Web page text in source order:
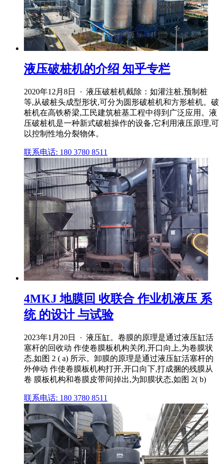
液压破桩机的介绍 知乎专栏
2020年12月8日 · 液压破桩机截除：如灌注桩,预制桩
等,从破桩头成型形状,可分为圆形破桩机和方形桩机。破
桩机在高铁桥梁,工民建筑桩基工程中得到广泛应用。液
压破桩机是一种新式破桩操作的设备,它利用液压原理,可
以控制性地分裂物体。
联系电话: 180 3780 8511
4MKJ 地膜回 收联合 作业机液压 系
统 的设计 与试验
2023年1月20日 · 液压缸。卷膜的原理是通过液压缸活
塞杆的回收动 作使卷膜板机构关闭,开口向上,为卷膜状
态,如图 2 ( a) 所示。卸膜的原理是通过液压缸活塞杆的
外伸动 作使卷膜板机构打开,开口向下,打成捆的残膜从
卷 膜板机构和卷膜皮带间掉出,为卸膜状态,如图 2( b)
联系电话: 180 3780 8511